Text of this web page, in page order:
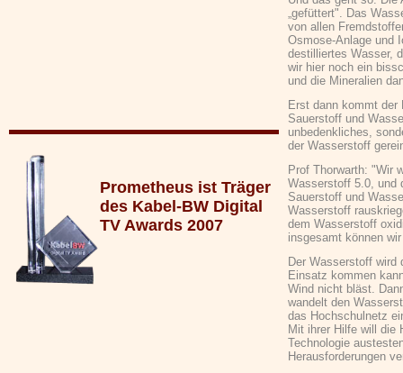
Prometheus ist Träger
des Kabel-BW Digital
TV Awards 2007
„gefüttert". Das
von allen
Osmose-Anlage und
destilliertes Wasser,
wir hier noch ein
und die Mineralien
Erst dann kommt
Sauerstoff und
unbedenkliches,
der Wasserstoff
Prof Thorwarth: "Wir
Wasserstoff 5.0, und
Sauerstoff und
Wasserstoff
dem Wasserstoff
insgesamt können
Der Wasserstoff wird
Einsatz kommen
Wind nicht bläst.
wandelt den
das Hochschulnetz
Mit ihrer Hilfe will die
Technologie
Herausforderungen